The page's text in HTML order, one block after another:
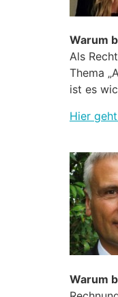
Warum
Als
Thema
ist es
Hier
Warum